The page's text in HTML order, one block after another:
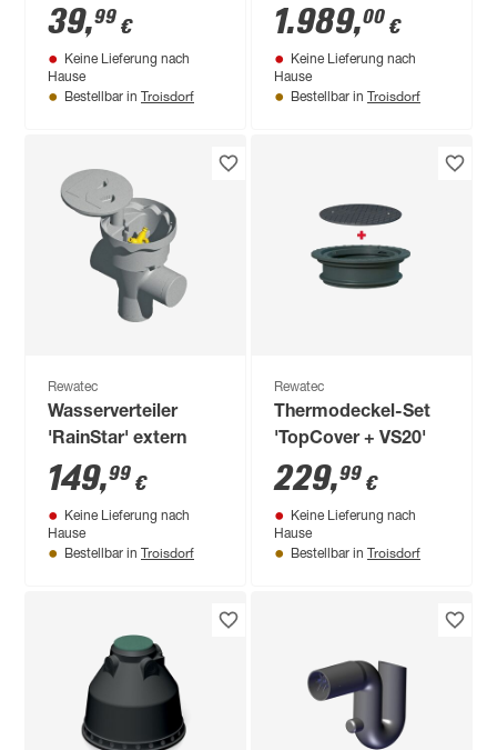
39,99 €
Keine Lieferung nach
Hause
Bestellbar in Troisdorf
1.989,00 €
Keine Lieferung nach
Hause
Bestellbar in Troisdorf
Rewatec
Wasserverteiler
'RainStar' extern
149,99 €
Keine Lieferung nach
Hause
Bestellbar in Troisdorf
Rewatec
Thermodeckel-Set
'TopCover + VS20'
229,99 €
Keine Lieferung nach
Hause
Bestellbar in Troisdorf